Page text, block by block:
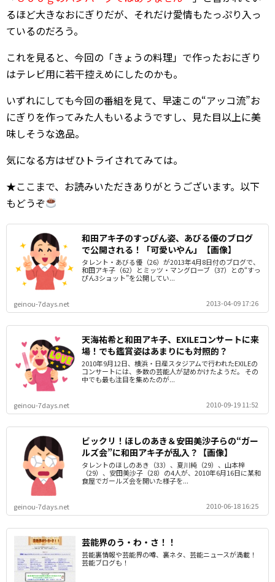
るほど大きなおにぎりだが、それだけ愛情もたっぷり入っ
ているのだろう。
これを見ると、今回の「きょうの料理」で作ったおにぎり
はテレビ用に若干控えめにしたのかも。
いずれにしても今回の番組を見て、早速この“アッコ流”お
にぎりを作ってみた人もいるようですし、見た目以上に美
味しそうな逸品。
気になる方はぜひトライされてみては。
★ここまで、お読みいただきありがとうございます。以下
もどうぞ
和田アキ子のすっぴん姿、あびる優のブログ
で公開される！「可愛いやん」【画像】
タレント・あびる優（26）が2013年4月8日付のブログで、
和田アキ子（62）とミッツ・マングローブ（37）との“すっ
ぴん3ショット”を公開してい...
geinou-7days.net 2013-04-09 17:26
天海祐希と和田アキ子、EXILEコンサートに来
場！でも鑑賞姿はあまりにも対照的？
2010年9月12日、横浜・日産スタジアムで行われたEXILEの
コンサートには、多数の芸能人が詰めかけたようだ。 その
中でも最も注目を集めたのが...
geinou-7days.net 2010-09-19 11:52
ビックリ！ほしのあき＆安田美沙子らの“ガー
ルズ会”に和田アキ子が乱入？【画像】
タレントのほしのあき（33）、夏川純（29）、山本梓
（29）、安田美沙子（28）の4人が、2010年6月16日に某和
食屋でガールズ会を開いた様子を...
geinou-7days.net 2010-06-18 16:25
芸能界のう・わ・さ！！
芸能裏情報や芸能界の噂、裏ネタ、芸能ニュースが満載！
芸能ブログも！